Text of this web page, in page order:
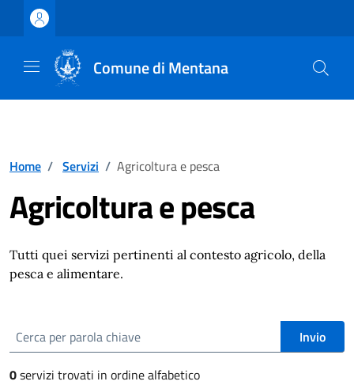
Vai ai contenuti
Vai al footer
Comune di Mentana
Home / Servizi / Agricoltura e pesca
Agricoltura e pesca
Tutti quei servizi pertinenti al contesto agricolo, della
pesca e alimentare.
cerca Invio
0servizi trovati in ordine alfabetico